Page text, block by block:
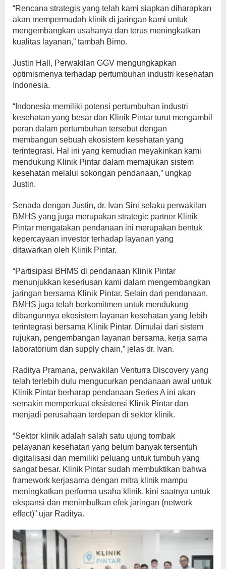
“Rencana strategis yang telah kami siapkan diharapkan
akan mempermudah klinik di jaringan kami untuk
mengembangkan usahanya dan terus meningkatkan
kualitas layanan,” tambah Bimo.
Justin Hall, Perwakilan GGV mengungkapkan
optimismenya terhadap pertumbuhan industri kesehatan
Indonesia.
“Indonesia memiliki potensi pertumbuhan industri
kesehatan yang besar dan Klinik Pintar turut mengambil
peran dalam pertumbuhan tersebut dengan
membangun sebuah ekosistem kesehatan yang
terintegrasi. Hal ini yang kemudian meyakinkan kami
mendukung Klinik Pintar dalam memajukan sistem
kesehatan melalui sokongan pendanaan,” ungkap
Justin.
Senada dengan Justin, dr. Ivan Sini selaku perwakilan
BMHS yang juga merupakan strategic partner Klinik
Pintar mengatakan pendanaan ini merupakan bentuk
kepercayaan investor terhadap layanan yang
ditawarkan oleh Klinik Pintar.
“Partisipasi BHMS di pendanaan Klinik Pintar
menunjukkan keseriusan kami dalam mengembangkan
jaringan bersama Klinik Pintar. Selain dari pendanaan,
BMHS juga telah berkomitmen untuk mendukung
dibangunnya ekosistem layanan kesehatan yang lebih
terintegrasi bersama Klinik Pintar. Dimulai dari sistem
rujukan, pengembangan layanan bersama, kerja sama
laboratorium dan supply chain,” jelas dr. Ivan.
Raditya Pramana, perwakilan Venturra Discovery yang
telah terlebih dulu mengucurkan pendanaan awal untuk
Klinik Pintar berharap pendanaan Series A ini akan
semakin memperkuat eksistensi Klinik Pintar dan
menjadi perusahaan terdepan di sektor klinik.
“Sektor klinik adalah salah satu ujung tombak
pelayanan kesehatan yang belum banyak tersentuh
digitalisasi dan memiliki peluang untuk tumbuh yang
sangat besar. Klinik Pintar sudah membuktikan bahwa
framework kerjasama dengan mitra klinik mampu
meningkatkan performa usaha klinik, kini saatnya untuk
ekspansi dan menimbulkan efek jaringan (network
effect)” ujar Raditya.